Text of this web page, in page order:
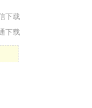
下载
下载